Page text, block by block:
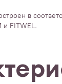
в
и FITWEL.